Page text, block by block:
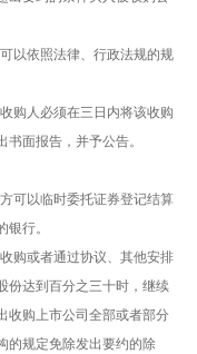
以依照法律、行政法规的规
购人必须在三日内将该收购
面报告，并予公告。
可以临时委托证券登记结算
行。
购或者通过协议、其他安排
份达到百分之三十时，继续
收购上市公司全部或者部分
的规定免除发出要约的除